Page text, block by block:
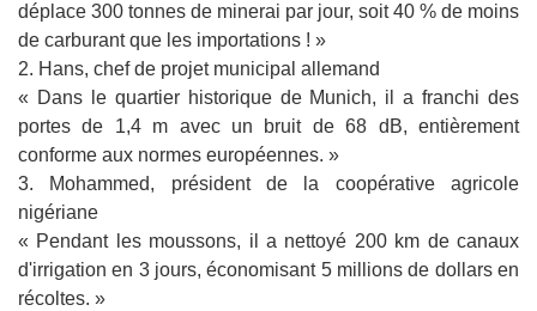
déplace 300 tonnes de minerai par jour, soit 40 % de moins
de carburant que les importations ! »
2. Hans, chef de projet municipal allemand
« Dans le quartier historique de Munich, il a franchi des
portes de 1,4 m avec un bruit de 68 dB, entièrement
conforme aux normes européennes. »
3. Mohammed, président de la coopérative agricole
nigériane
« Pendant les moussons, il a nettoyé 200 km de canaux
d'irrigation en 3 jours, économisant 5 millions de dollars en
récoltes. »